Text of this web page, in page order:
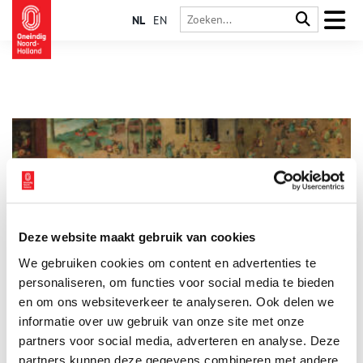
Deze website maakt gebruik van cookies
We gebruiken cookies om content en advertenties te
personaliseren, om functies voor social media te bieden
en om ons websiteverkeer te analyseren. Ook delen we
informatie over uw gebruik van onze site met onze
partners voor social media, adverteren en analyse. Deze
partners kunnen deze gegevens combineren met andere
NL EN
Tegenwoordig is het meeste speelgoed gemaakt van plastic en
afkomstig uit China. Overal zitten batterijen in en zo’n beetje
alles maakt geluid en geeft licht. Toch speelden kinderen
eeuwenlang met handgemaakt speelgoed van natuurlijke
materialen. Tijdens archeologische opgravingen worden er
regelmatig knikkers, tollen, poppengoed, dobbel- en
dominostenen teruggevonden. Zoals bij een opgraving van